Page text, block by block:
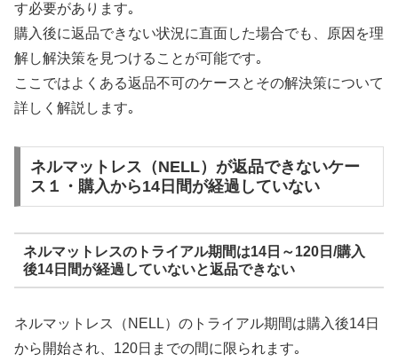
す必要があります｡
購入後に返品できない状況に直面した場合でも、原因を理
解し解決策を見つけることが可能です｡
ここではよくある返品不可のケースとその解決策について
詳しく解説します｡
ネルマットレス（NELL）が返品できないケー
ス１・購入から14日間が経過していない
ネルマットレスのトライアル期間は14日～120日/購入
後14日間が経過していないと返品できない
ネルマットレス（NELL）のトライアル期間は購入後14日
から開始され、120日までの間に限られます｡